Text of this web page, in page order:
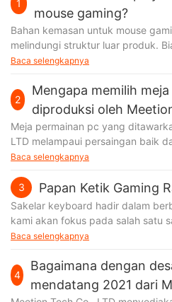
1
mouse gaming?
Bahan kemasan untuk mouse
melindungi struktur luar produk.
lebih dari satu bahan pengepakan,
Baca selengkapnya
2
Mengapa memilih
diproduksi oleh
Meja permainan pc yang
LTD melampaui persaingan baik
Dengan komitmen terhadap
Baca selengkapnya
3 Papan Ketik Gaming
Sakelar keyboard hadir dalam
kami akan fokus pada salah satu
tersedia. Kalau untuk keyboard
Baca selengkapnya
4
Bagaimana dengan
mendatang 2021 dari